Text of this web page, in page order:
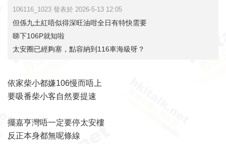
106116_1023 發表於 2026-5-13 12:05
但係九土紅唔似得深旺油咁全日有特快需要
睇下106P就知啦
太安圈已經夠塞，點容納到116車海級呀？
依家柴小都嫌106慢而唔上
要吸番柴小客自然要提速
擺嘉亨灣唔一定要停太安樓
反正本身都無呢條線